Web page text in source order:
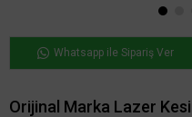
Whatsapp ile Sipariş Ver
Orijinal Marka Lazer